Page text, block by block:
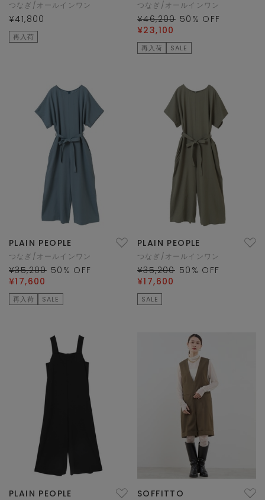
つなぎ/オールインワン
¥41,800
再入荷
つなぎ/オールインワン
¥46,200 50 % OFF
¥23,100
再入荷 SALE
PLAIN PEOPLE
つなぎ/オールインワン
¥35,200 50 % OFF
¥17,600
再入荷 SALE
PLAIN PEOPLE
つなぎ/オールインワン
¥35,200 50 % OFF
¥17,600
SALE
PLAIN PEOPLE SOFFITTO